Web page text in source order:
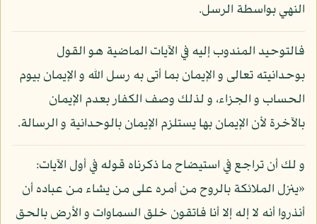
النهي بواسطة الرسل.
فالتوحيد المندوب إليه في الآيات الماضية هو القول
بوحدانيته تعالى و الإيمان بما أتى به رسل الله و الإيمان بيوم
الحساب و الجزاء، و لذلك وصف الكفار بعدم الإيمان
بالآخرة لأن الإيمان بها يستلزم الإيمان بالوحدانية و الرسالة.
و لك أن تراجع في استيضاح ما ذكرناه قوله في أول الآيات:
«ينزل الملائكة بالروح من أمره على من يشاء من عباده أن
أنذروا أنه لا إله إلا أنا فاتقون خلق السماوات و الأرض بالحق